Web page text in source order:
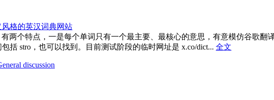
格的英汉词典网站
两个特点，一是每个单词只有一个最主要、最核心的意思，有意模仿谷歌翻
括 stro，也可以找到。目前测试阶段的临时网址是 x.co/dict... 全文
discussion